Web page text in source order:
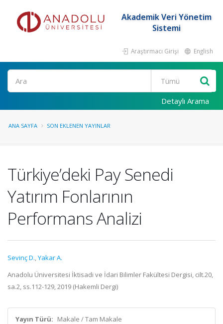
Akademik Veri Yönetim
Sistemi
Araştırmacı Girişi English
Ara
Detaylı Arama
ANA SAYFA SON EKLENEN YAYINLAR
Türkiye’deki Pay Senedi
Yatırım Fonlarının
Performans Analizi
Sevinç D.,Yakar A.
Anadolu Üniversitesi İktisadi ve İdari Bilimler Fakültesi Dergisi, cilt.20,
sa.2, ss.112-129, 2019 (Hakemli Dergi)
Yayın Türü: Makale / Tam Makale